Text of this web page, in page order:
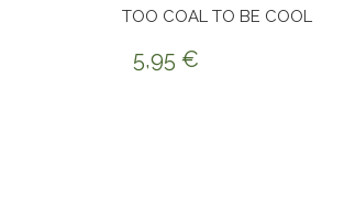
TOO COAL TO BE COOL
5,95 €